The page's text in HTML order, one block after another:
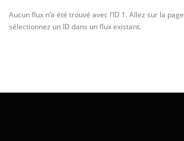
Aucun flux n’a été trouvé avec l’ID 1. Allez sur la page
sélectionnez un ID dans un flux existant.